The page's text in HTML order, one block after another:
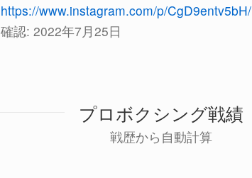
https://www.instagram.com/p/CgD9entv5bH/
確認: 2022年7月25日
プロボクシング戦績
戦歴から自動計算